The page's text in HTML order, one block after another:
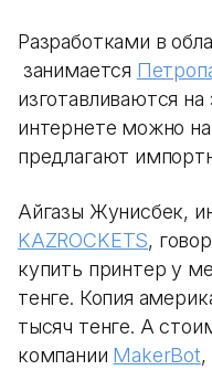
Разработками в
занимается
изготавливаются
интернете можно
предлагают
Айгазы Жунисбек,
KAZROCKETS,
купить принтер у
тенге. Копия
тысяч тенге. А
компании MakerBot,